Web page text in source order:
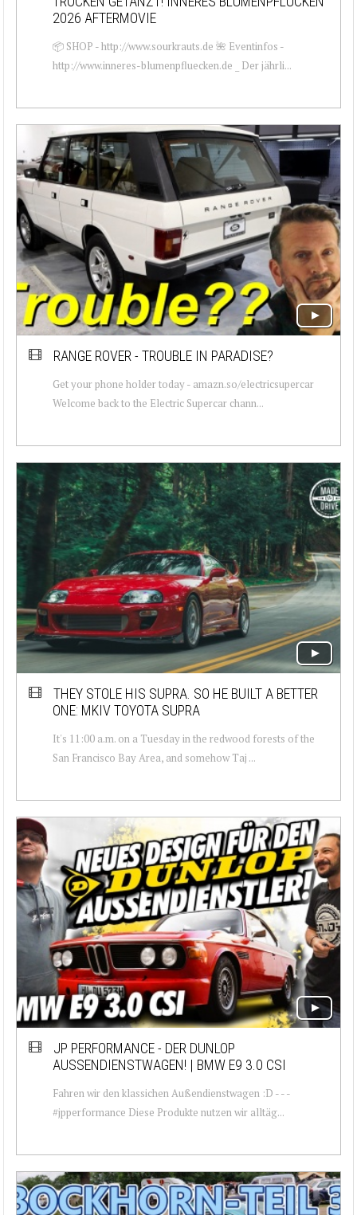
2026 AFTERMOVIE
📦 SHOP - http://www.sourkrauts.de 🌺 Eventinfos -
http://www.inneres-blumenpfluecken.de _ Der jährli...
RANGE ROVER - TROUBLE IN PARADISE?
Get your phone holder today - amazn.so/electricsupercar
Welcome back to the Electric Supercar chann...
THEY STOLE HIS SUPRA. SO HE BUILT A BETTER
ONE: MKIV TOYOTA SUPRA
It's 11:00 a.m. on a Tuesday in the redwood forests of the
San Francisco Bay Area, and somehow Taj ...
JP PERFORMANCE - DER DUNLOP
AUSSENDIENSTWAGEN! | BMW E9 3.0 CSI
Fahren wir den klassichen Außendienstwagen :D - - -
#jpperformance Diese Produkte nutzen wir alltäg...